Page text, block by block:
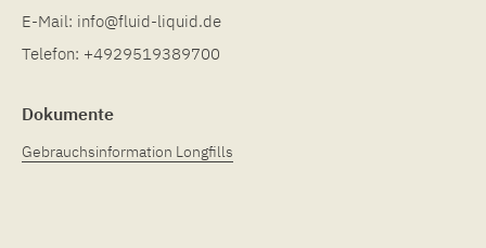
E-Mail: info@fluid-liquid.de
Telefon: +4929519389700
Dokumente
Gebrauchsinformation Longfills